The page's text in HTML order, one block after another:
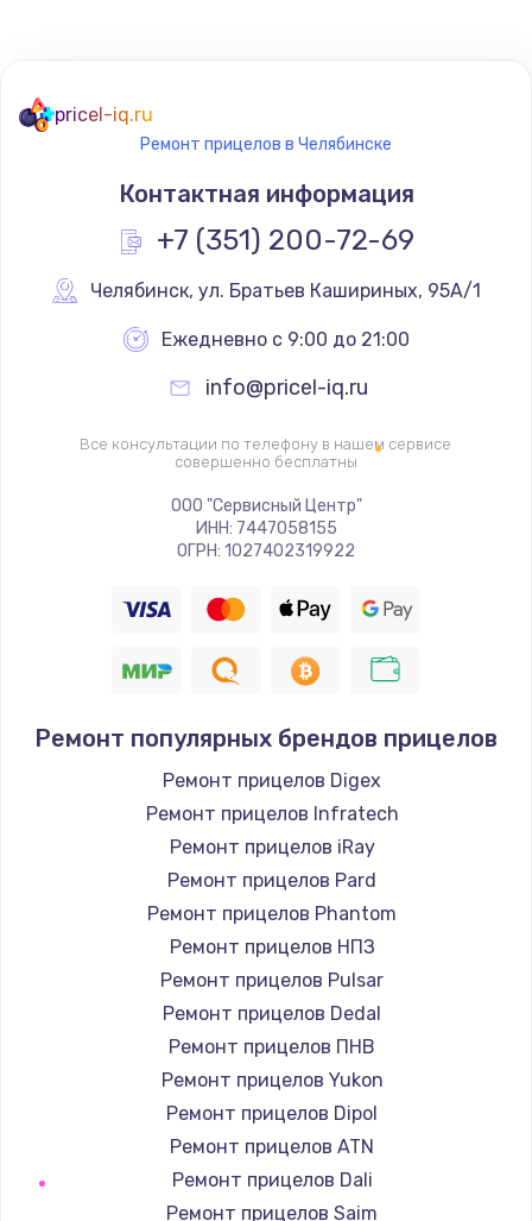
Замена термостата
1200 руб.
Заказать
Замена реле
700 руб.
Заказать
Замена ТЭНа
Заказать
Замена шнура
Заказать
Замена / ремонт электронного модуля
управления
600 руб.
Заказать
Замена конфорки
Заказать
Замена платы сенсора
Заказать
pricel-iq.ru
Ремонт прицелов в Челябинске
Контактная информация
+7 (351) 200-72-69
Челябинск, ул. Братьев Кашириных, 95А/1
Ежедневно с 9:00 до 21:00
info@pricel-iq.ru
Все консультации по телефону в нашем сервисе
совершенно бесплатны
ООО "Сервисный Центр"
ИНН: 7447058155
ОГРН: 1027402319922
Ремонт популярных брендов прицелов
Ремонт прицелов Digex
Ремонт прицелов Infratech
Ремонт прицелов iRay
Ремонт прицелов Pard
Ремонт прицелов Phantom
Ремонт прицелов НПЗ
Ремонт прицелов Pulsar
Ремонт прицелов Dedal
Ремонт прицелов ПНВ
Ремонт прицелов Yukon
Ремонт прицелов Dipol
Ремонт прицелов ATN
Ремонт прицелов Dali
Ремонт прицелов Saim